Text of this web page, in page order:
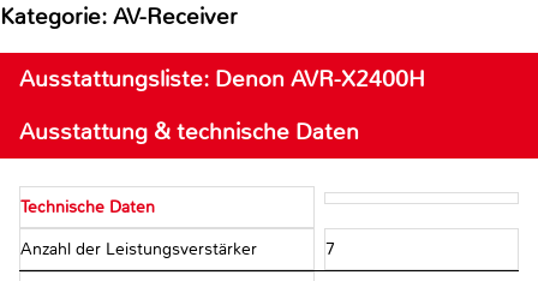
Kategorie: AV-Receiver
Ausstattungsliste: Denon AVR-X2400H
Ausstattung & technische Daten
Technische Daten
Anzahl der Leistungsverstärker 7